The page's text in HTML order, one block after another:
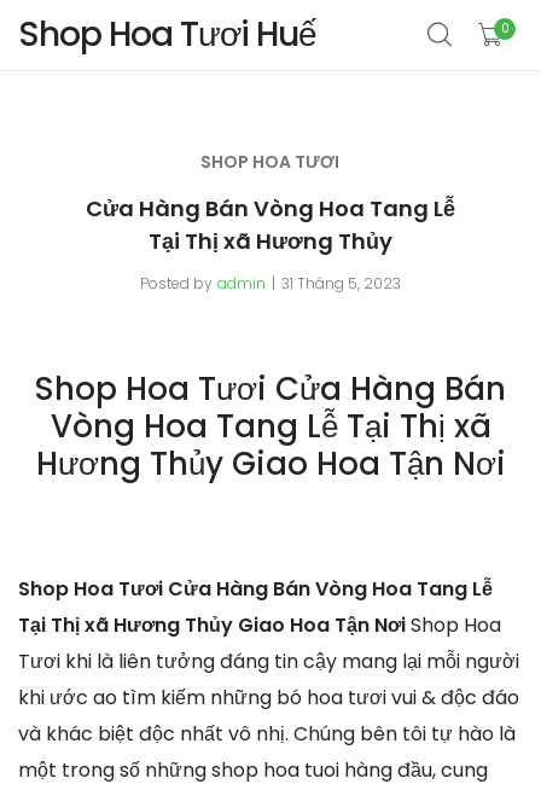
Shop Hoa Tươi Huế 0
SHOP HOA TƯƠI
Cửa Hàng Bán Vòng Hoa Tang Lễ
Tại Thị xã Hương Thủy
Posted by admin 31 Tháng 5, 2023
Shop Hoa Tươi Cửa Hàng Bán
Vòng Hoa Tang Lễ Tại Thị xã
Hương Thủy Giao Hoa Tận Nơi
Shop Hoa Tươi Cửa Hàng Bán Vòng Hoa Tang Lễ
Tại Thị xã Hương Thủy Giao Hoa Tận NơiShop Hoa
Tươi khi là liên tưởng đáng tin cậy mang lại mỗi người
khi ước ao tìm kiếm những bó hoa tươi vui & độc đáo
và khác biệt độc nhất vô nhị. Chúng bên tôi tự hào là
một trong số những shop hoa tuoi hàng đầu, cung